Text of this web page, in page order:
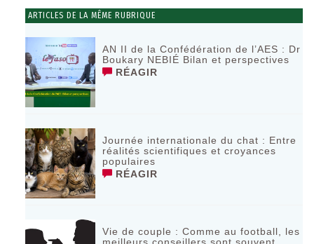
ARTICLES DE LA MÊME RUBRIQUE
AN II de la Confédération de l’AES : Dr
Boukary NEBIÉ Bilan et perspectives
RÉAGIR
Journée internationale du chat : Entre
réalités scientifiques et croyances
populaires
RÉAGIR
Vie de couple : Comme au football, les
meilleurs conseillers sont souvent